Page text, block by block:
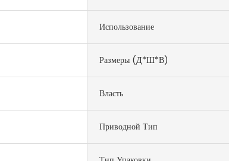
Использование
Размеры (д*ш*в)
Власть
Приводной Тип